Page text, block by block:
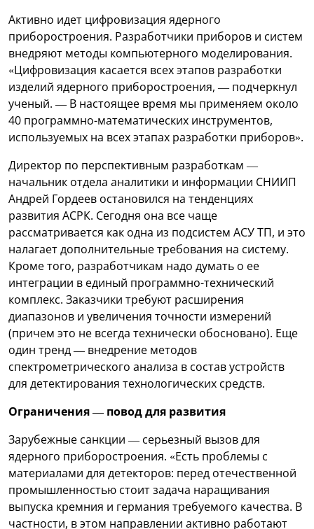
Активно идет цифровизация ядерного
приборостроения. Разработчики приборов и систем
внедряют методы компьютерного моделирования.
«Цифровизация касается всех этапов разработки
изделий ядерного приборостроения, — подчеркнул
ученый. — В настоящее время мы применяем около
40 программно-математических инструментов,
используемых на всех этапах разработки приборов».
Директор по перспективным разработкам —
начальник отдела аналитики и информации СНИИП
Андрей Гордеев остановился на тенденциях
развития АСРК. Сегодня она все чаще
рассматривается как одна из подсистем АСУ ТП, и это
налагает дополнительные требования на систему.
Кроме того, разработчикам надо думать о ее
интеграции в единый программно-технический
комплекс. Заказчики требуют расширения
диапазонов и увеличения точности измерений
(причем это не всегда технически обосновано). Еще
один тренд — внедрение методов
спектрометрического анализа в состав устройств
для детектирования технологических средств.
Ограничения — повод для развития
Зарубежные санкции — серьезный вызов для
ядерного приборостроения. «Есть проблемы с
материалами для детекторов: перед отечественной
промышленностью стоит задача наращивания
выпуска кремния и германия требуемого качества. В
частности, в этом направлении активно работают